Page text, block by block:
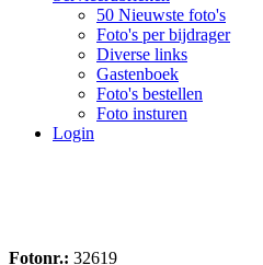
50 Nieuwste foto's
Foto's per bijdrager
Diverse links
Gastenboek
Foto's bestellen
Foto insturen
Login
Fotonr.: 32619